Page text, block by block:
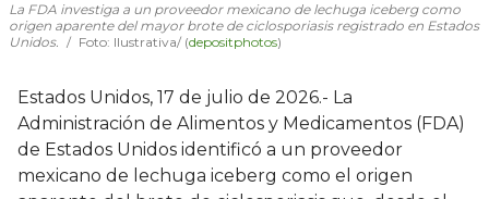
La FDA investiga a un proveedor mexicano de lechuga iceberg como
origen aparente del mayor brote de ciclosporiasis registrado en Estados
Unidos.
Foto: Ilustrativa/ (depositphotos)
Estados Unidos, 17 de julio de 2026.- La
Administración de Alimentos y Medicamentos (FDA)
de Estados Unidos identificó a un proveedor
mexicano de lechuga iceberg como el origen